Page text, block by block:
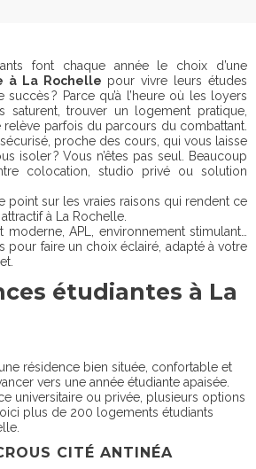
font chaque année le choix d’une
à La Rochelle pour vivre leurs études
? Parce qu’à l’heure où les loyers
saturent, trouver un logement pratique,
parfois du parcours du combattant.
proche des cours, qui vous laisse
isoler ? Vous n’êtes pas seul. Beaucoup
colocation, studio privé ou solution
point sur les vraies raisons qui rendent ce
à La Rochelle.
APL, environnement stimulant…
pour faire un choix éclairé, adapté à votre
étudiantes à La
résidence bien située, confortable et
vers une année étudiante apaisée.
universitaire ou privée, plusieurs options
plus de 200 logements étudiants
CITÉ ANTINÉA